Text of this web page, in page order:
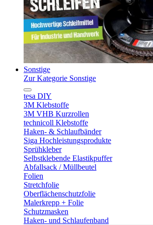
Sonstige
Zur Kategorie Sonstige
tesa DIY
3M Klebstoffe
3M VHB Kurzrollen
technicoll Klebstoffe
Haken- & Schlaufbänder
Siga Hochleistungsprodukte
Sprühkleber
Selbstklebende Elastikpuffer
Abfallsack / Müllbeutel
Folien
Stretchfolie
Oberflächenschutzfolie
Malerkrepp + Folie
Schutzmasken
Haken- und Schlaufenband